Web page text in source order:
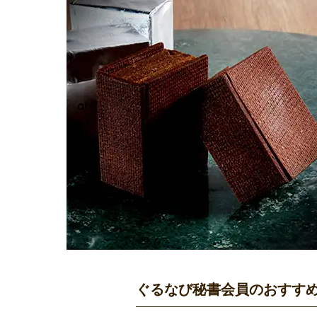
ぐるなび秘書会員のおすす